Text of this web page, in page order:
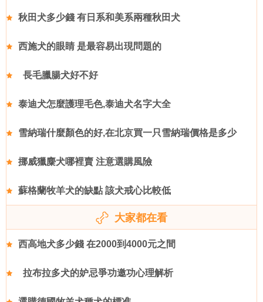
秋田犬多少錢 有日系和美系兩種秋田犬
西施犬的眼睛 是最容易出現問題的
長毛臘腸犬好不好
泰迪犬怎麼護理毛色,泰迪犬名字大全
雪納瑞什麼顏色的好,在北京買一只雪納瑞價格是多少
挪威獵麋犬哪裡賣 注意選購風險
蘇格蘭牧羊犬的缺點 該犬戒心比較低
大家都在看
西高地犬多少錢 在2000到4000元之間
拉布拉多犬的妒忌爭功邀功心理解析